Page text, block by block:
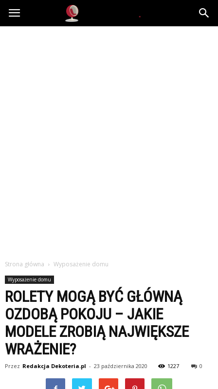
Dekoteria.pl
Strona główna Wyposażenie domu
Wyposażenie domu
ROLETY MOGĄ BYĆ GŁÓWNĄ
OZDOBĄ POKOJU – JAKIE
MODELE ZROBIĄ NAJWIĘKSZE
WRAŻENIE?
Przez Redakcja Dekoteria.pl - 23 października 2020 1227 0